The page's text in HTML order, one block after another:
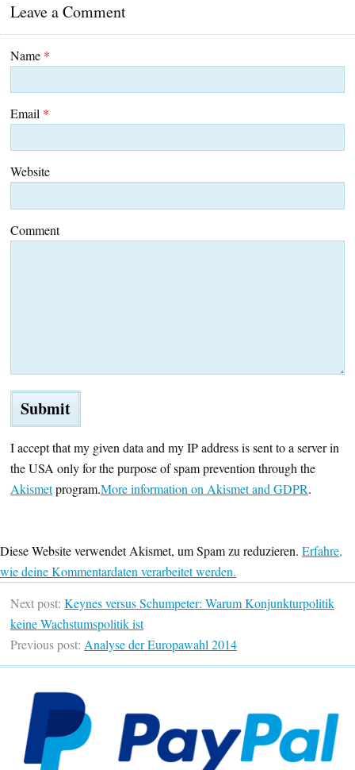
Leave a Comment
Name *
Email *
Website
Comment
I accept that my given data and my IP address is sent to a server in
the USA only for the purpose of spam prevention through the
Akismetprogram.More information on Akismet and GDPR.
Diese Website verwendet Akismet, um Spam zu reduzieren. Erfahre,
wie deine Kommentardaten verarbeitet werden.
Next post: Keynes versus Schumpeter: Warum Konjunkturpolitik
keine Wachstumspolitik ist
Previous post: Analyse der Europawahl 2014